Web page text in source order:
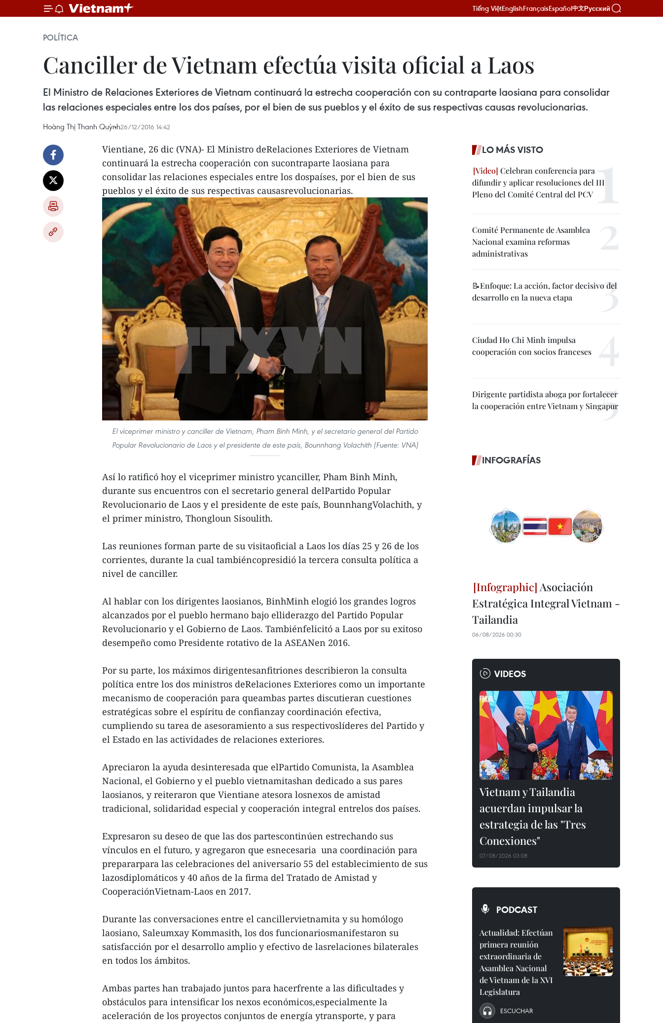
Tiếng ViệtEnglishFrançaisEspañol中文Русский
POLÍTICA
Canciller de Vietnam efectúa visita oficial a Laos
El Ministro de Relaciones Exteriores de Vietnam continuará la estrecha cooperación con su contraparte laosiana para consolidar
las relaciones especiales entre los dos países, por el bien de sus pueblos y el éxito de sus respectivas causas revolucionarias.
Hoàng Thị Thanh Quỳnh26/12/2016 14:42
Vientiane, 26 dic (VNA)- El Ministro deRelaciones Exteriores de Vietnam
continuará la estrecha cooperación con sucontraparte laosiana para
consolidar las relaciones especiales entre los dospaíses, por el bien de sus
pueblos y el éxito de sus respectivas causasrevolucionarias.
El viceprimer ministro y canciller de Vietnam, Pham Binh Minh, y el secretario general del Partido
Popular Revolucionario de Laos y el presidente de este país, Bounnhang Volachith (Fuente: VNA)
Así lo ratificó hoy el viceprimer ministro ycanciller, Pham Binh Minh,
durante sus encuentros con el secretario general delPartido Popular
Revolucionario de Laos y el presidente de este país, BounnhangVolachith, y
el primer ministro, Thongloun Sisoulith.
Las reuniones forman parte de su visitaoficial a Laos los días 25 y 26 de los
corrientes, durante la cual tambiéncopresidió la tercera consulta política a
nivel de canciller.
Al hablar con los dirigentes laosianos, BinhMinh elogió los grandes logros
alcanzados por el pueblo hermano bajo elliderazgo del Partido Popular
Revolucionario y el Gobierno de Laos. Tambiénfelicitó a Laos por su exitoso
desempeño como Presidente rotativo de la ASEANen 2016.
Por su parte, los máximos dirigentesanfitriones describieron la consulta
política entre los dos ministros deRelaciones Exteriores como un importante
mecanismo de cooperación para queambas partes discutieran cuestiones
estratégicas sobre el espíritu de confianzay coordinación efectiva,
cumpliendo su tarea de asesoramiento a sus respectivoslíderes del Partido y
el Estado en las actividades de relaciones exteriores.
Apreciaron la ayuda desinteresada que elPartido Comunista, la Asamblea
Nacional, el Gobierno y el pueblo vietnamitashan dedicado a sus pares
laosianos, y reiteraron que Vientiane atesora losnexos de amistad
tradicional, solidaridad especial y cooperación integral entrelos dos países.
Expresaron su deseo de que las dos partescontinúen estrechando sus
vínculos en el futuro, y agregaron que esnecesaria una coordinación para
prepararpara las celebraciones del aniversario 55 del establecimiento de sus
lazosdiplomáticos y 40 años de la firma del Tratado de Amistad y
CooperaciónVietnam-Laos en 2017.
Durante las conversaciones entre el cancillervietnamita y su homólogo
laosiano, Saleumxay Kommasith, los dos funcionariosmanifestaron su
satisfacción por el desarrollo amplio y efectivo de lasrelaciones bilaterales
en todos los ámbitos.
Ambas partes han trabajado juntos para hacerfrente a las dificultades y
obstáculos para intensificar los nexos económicos,especialmente la
aceleración de los proyectos conjuntos de energía ytransporte, y para
LO MÁS VISTO
Celebran conferencia para
difundir y aplicar resoluciones del III
Pleno del Comité Central del PCV
Comité Permanente de Asamblea
Nacional examina reformas
administrativas
📝Enfoque: La acción, factor decisivo del
desarrollo en la nueva etapa
Ciudad Ho Chi Minh impulsa
cooperación con socios franceses
Dirigente partidista aboga por fortalecer
la cooperación entre Vietnam y Singapur
INFOGRAFÍAS
Asociación
Estratégica Integral Vietnam -
Tailandia
06/08/2026 00:30
VIDEOS
Vietnam y Tailandia
acuerdan impulsar la
estrategia de las "Tres
Conexiones"
07/08/2026 03:08
PODCAST
Actualidad: Efectúan
primera reunión
extraordinaria de
Asamblea Nacional
de Vietnam de la XVI
Legislatura
ESCUCHAR